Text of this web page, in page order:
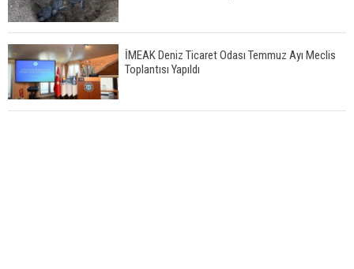
İMEAK Deniz Ticaret Odası Temmuz Ayı Meclis
Toplantısı Yapıldı